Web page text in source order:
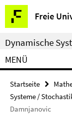
Springe
direkt
zu
Inhalt
Freie
Service-
Navigation
Dynamische
MENÜ
Startseite
Systeme /
Damnjanovic